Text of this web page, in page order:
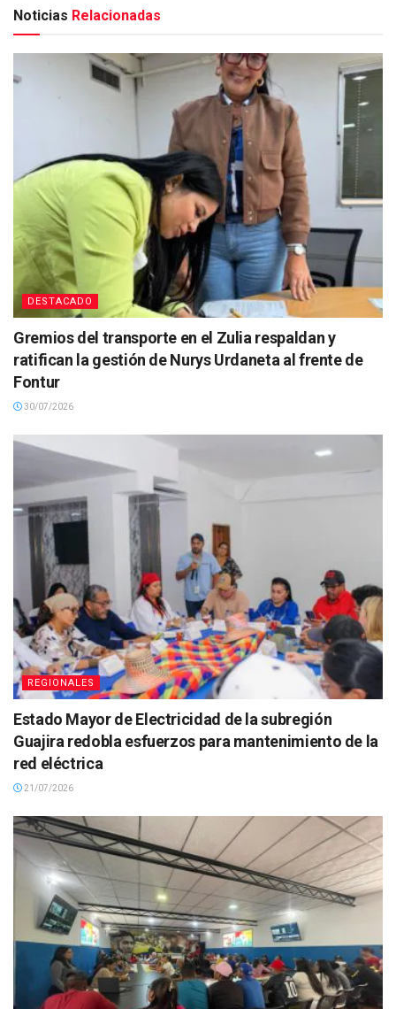
Noticias Relacionadas
DESTACADO
Gremios del transporte en el Zulia respaldan y
ratifican la gestión de Nurys Urdaneta al frente de
Fontur
30/07/2026
REGIONALES
Estado Mayor de Electricidad de la subregión
Guajira redobla esfuerzos para mantenimiento de la
red eléctrica
21/07/2026